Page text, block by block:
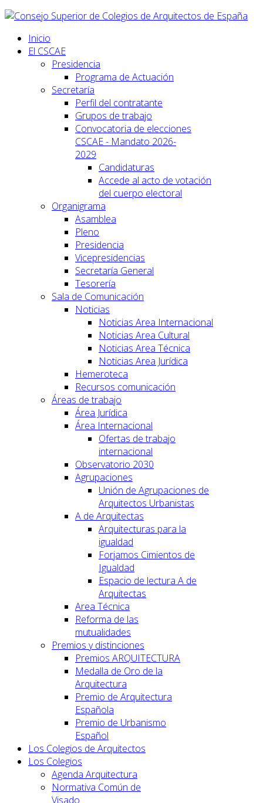
Inicio
El CSCAE
Presidencia
Programa de Actuación
Secretaría
Perfil del contratante
Grupos de trabajo
Convocatoria de elecciones
CSCAE - Mandato 2026-
2029
Candidaturas
Accede al acto de votación
del cuerpo electoral
Organigrama
Asamblea
Pleno
Presidencia
Vicepresidencias
Secretaría General
Tesorería
Sala de Comunicación
Noticias
Noticias Area Internacional
Noticias Area Cultural
Noticias Area Técnica
Noticias Area Jurídica
Hemeroteca
Recursos comunicación
Áreas de trabajo
Área Jurídica
Área Internacional
Ofertas de trabajo
internacional
Observatorio 2030
Agrupaciones
Unión de Agrupaciones de
Arquitectos Urbanistas
A de Arquitectas
Arquitecturas para la
igualdad
Forjamos Cimientos de
Igualdad
Espacio de lectura A de
Arquitectas
Area Técnica
Reforma de las
mutualidades
Premios y distinciones
Premios ARQUITECTURA
Medalla de Oro de la
Arquitectura
Premio de Arquitectura
Española
Premio de Urbanismo
Español
Los Colegios de Arquitectos
Los Colegios
Agenda Arquitectura
Normativa Común de
Visado